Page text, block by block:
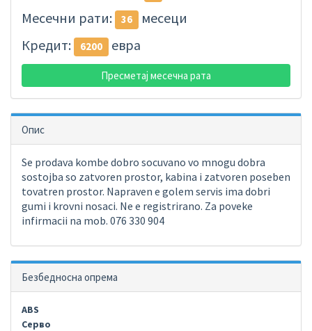
Месечни рати:
36
месеци
Кредит:
6200 евра
Пресметај месечна рата
Опис
Se prodava kombe dobro socuvano vo mnogu dobra
sostojba so zatvoren prostor, kabina i zatvoren poseben
tovatren prostor. Napraven e golem servis ima dobri
gumi i krovni nosaci. Ne e registrirano. Za poveke
infirmacii na mob. 076 330 904
Безбедносна опрема
ABS
Серво